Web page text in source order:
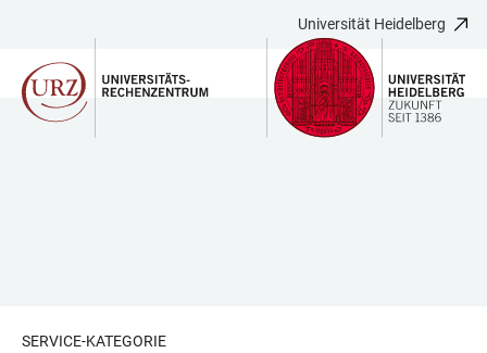
LINKS
ZUR
BARRIEREFREIHEIT
HAUPTINHALT
ÖFFNEN
ÖFFNEN
Universität Heidelberg
SERVICE-KATEGORIE